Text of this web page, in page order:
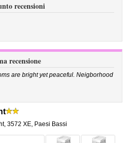
recensioni
recensione
are bright yet peaceful. Neigborhood
,3572 XE, Paesi Bassi